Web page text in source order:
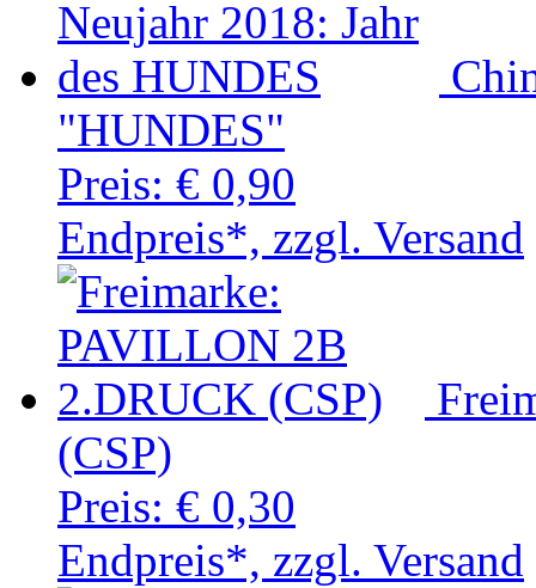
"HUNDES"
Preis: € 0,90
Endpreis*, zzgl. Versand
(CSP)
Preis: € 0,30
Endpreis*, zzgl. Versand